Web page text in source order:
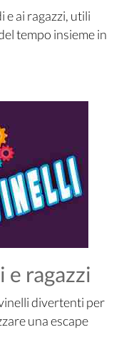
e ai ragazzi, utili
tempo insieme in
ragazzi
divertenti per
una escape